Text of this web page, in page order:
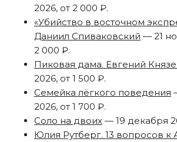
2026, от 2 000 ₽.
«Убийство в восточном
Даниил Спиваковский — 21
2 000 ₽.
Пиковая дама. Евгений
2026, от 1 500 ₽.
Семейка лёгкого поведения
2026, от 1 700 ₽.
Соло на двоих— 19 декабря
Юлия Рутберг. 13 вопросов к